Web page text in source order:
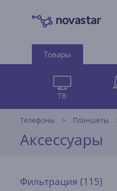
Товары
ТВ
Телефоны Планшеты
Аксессуары
Фильтрация (115)